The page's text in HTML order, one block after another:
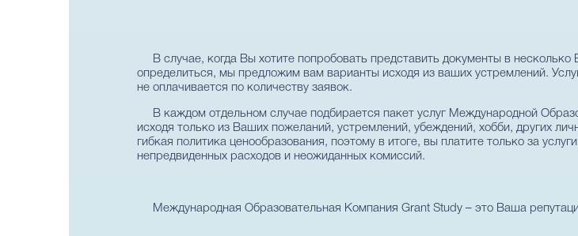
В случае, когда Вы хотите попробовать представить документы в
определиться, мы предложим вам варианты исходя из ваших устремлений.
не оплачивается по количеству заявок.
В каждом отдельном случае подбирается пакет услуг Международной
исходя только из Ваших пожеланий, устремлений, убеждений, хобби, других
гибкая политика ценообразования, поэтому в итоге, вы платите только за
непредвиденных расходов и неожиданных комиссий.
Международная Образовательная Компания Grant Study – это Ваша